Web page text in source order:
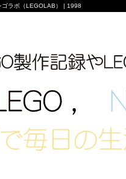
ゴラボ（LEGOLAB） | 1998